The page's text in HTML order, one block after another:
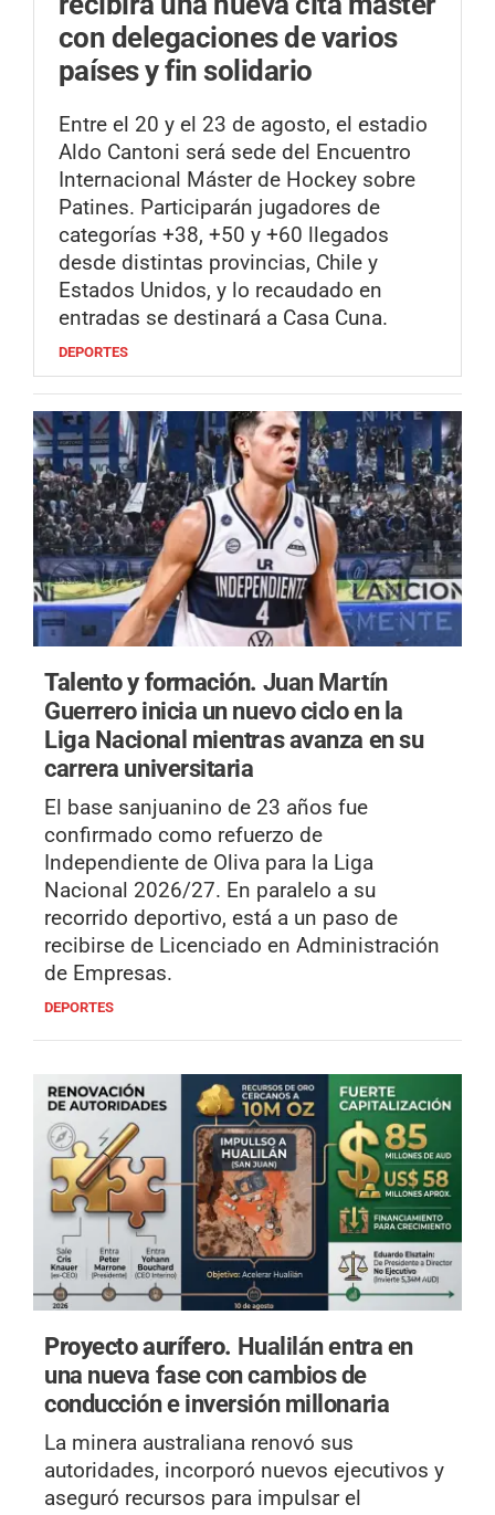
con delegaciones de varios
países y fin solidario
Entre el 20 y el 23 de agosto, el estadio
Aldo Cantoni será sede del Encuentro
Internacional Máster de Hockey sobre
Patines. Participarán jugadores de
categorías +38, +50 y +60 llegados
desde distintas provincias, Chile y
Estados Unidos, y lo recaudado en
entradas se destinará a Casa Cuna.
DEPORTES
Talento y formación. Juan Martín
Guerrero inicia un nuevo ciclo en la
Liga Nacional mientras avanza en su
carrera universitaria
El base sanjuanino de 23 años fue
confirmado como refuerzo de
Independiente de Oliva para la Liga
Nacional 2026/27. En paralelo a su
recorrido deportivo, está a un paso de
recibirse de Licenciado en Administración
de Empresas.
DEPORTES
Proyecto aurífero. Hualilán entra en
una nueva fase con cambios de
conducción e inversión millonaria
La minera australiana renovó sus
autoridades, incorporó nuevos ejecutivos y
aseguró recursos para impulsar el